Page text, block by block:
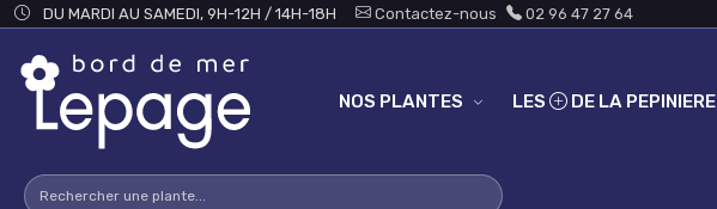
Skip to main content
DU MARDI AU SAMEDI, 9H-12H / 14H-18H Contactez-nous 02 96 47 27 64
NOS PLANTES LES DE LA PEPINIERE